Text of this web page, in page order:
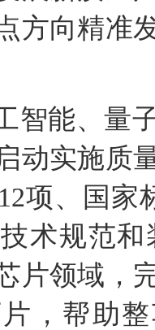
方向精准
智能、量
动实施质
项、国家
术规范
片领域，
，帮助